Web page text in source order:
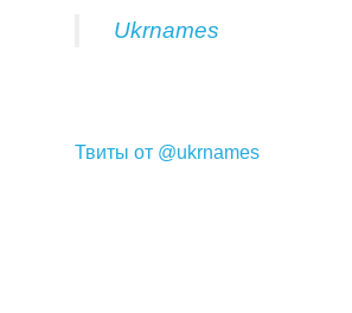
Ukrnames
Твиты от @ukrnames